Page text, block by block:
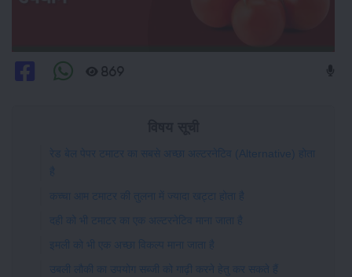
869
रेड बेल पेपर टमाटर का सबसे अच्छा अल्टरनेटिव (Alternative) होता
कच्चा आम टमाटर की तुलना में ज्यादा खट्टा होता है
दही को भी टमाटर का एक अल्टरनेटिव माना जाता है
इमली को भी एक अच्छा विकल्प माना जाता है
उबली लौकी का उपयोग सब्जी को गाढ़ी करने हेतु कर सकते हैं